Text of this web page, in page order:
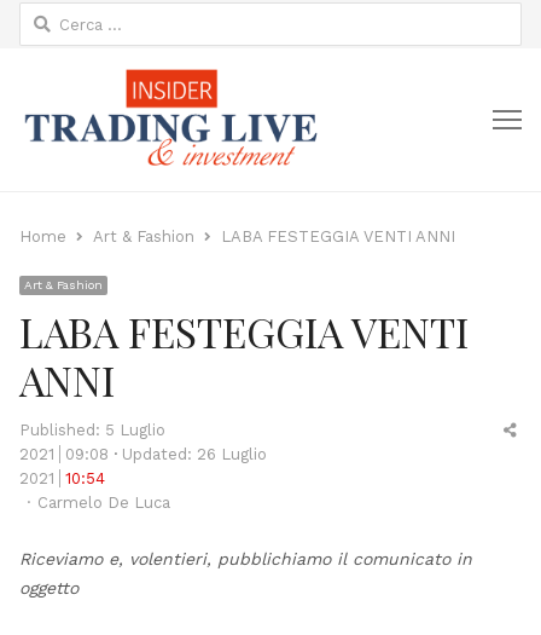
Ricerca
per:
Home Art & Fashion LABA FESTEGGIA VENTI ANNI
Art & Fashion
LABA FESTEGGIA VENTI
ANNI
Published: 5 Luglio
2021
09:08
Updated: 26 Luglio
2021
10:54
Author
Carmelo De Luca
Riceviamo e, volentieri, pubblichiamo il comunicato in
oggetto